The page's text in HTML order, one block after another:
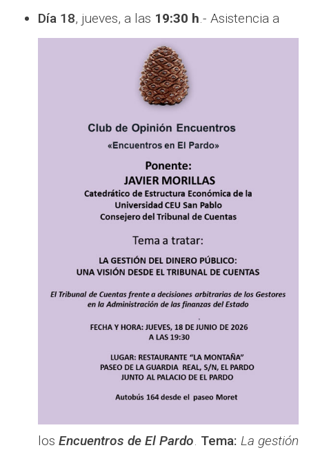
Día 18, jueves, a las 19:30 h.- Asistencia a
los Encuentros de El Pardo. Tema: La gestión